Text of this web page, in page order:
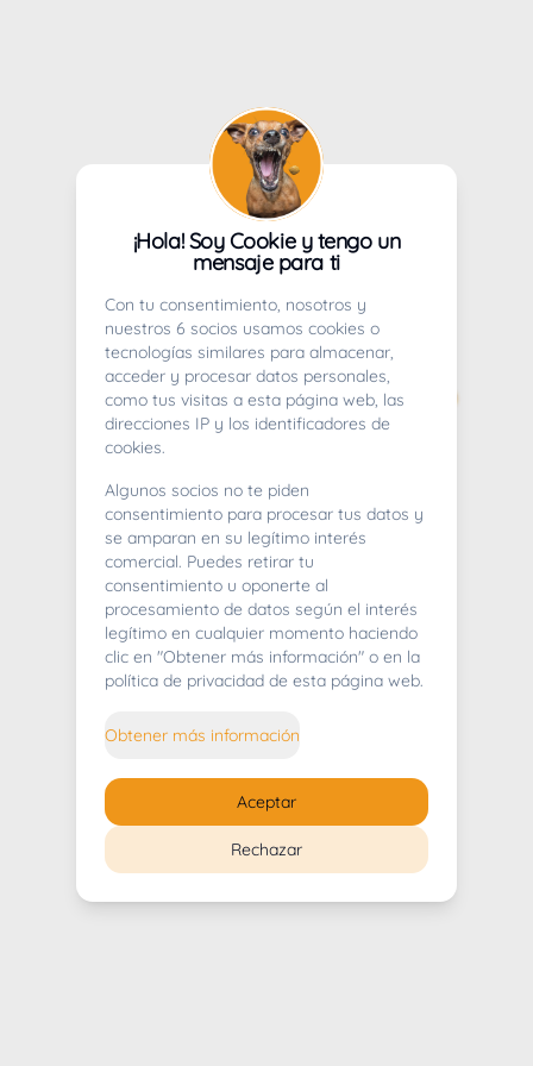
404
Whoops! Lo sentimos mucho.
¡Hola! Soy Cookie y tengo un
mensaje para ti
Con tu consentimiento, nosotros y
nuestros 6 socios usamos cookies o
tecnologías similares para almacenar,
acceder y procesar datos personales,
como tus visitas a esta página web, las
direcciones IP y los identificadores de
cookies.
Algunos socios no te piden
consentimiento para procesar tus datos y
se amparan en su legítimo interés
comercial. Puedes retirar tu
consentimiento u oponerte al
procesamiento de datos según el interés
legítimo en cualquier momento haciendo
clic en "Obtener más información" o en la
política de privacidad de esta página web.
Obtener más información
Rechazar
Aceptar